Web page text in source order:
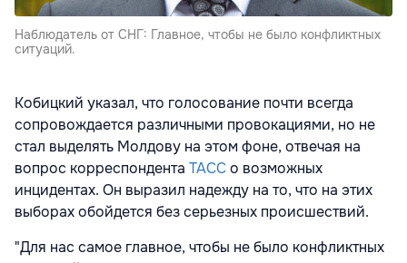
Наблюдатель от СНГ: Главное, чтобы не было конфликтных
ситуаций.
Кобицкий указал, что голосование почти всегда
сопровождается различными провокациями, но не
стал выделять Молдову на этом фоне, отвечая на
вопрос корреспондента ТАССо возможных
инцидентах. Он выразил надежду на то, что на этих
выборах обойдется без серьезных происшествий.
"Для нас самое главное, чтобы не было конфликтных